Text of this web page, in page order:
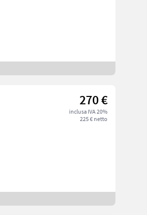
270 €
inclusa IVA 20%
225 € netto